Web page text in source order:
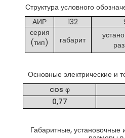
Структура условного
АИР
132
серия
(тип)
габарит
Основные электрические и
cos φ
0,77
Габаритные, установочные